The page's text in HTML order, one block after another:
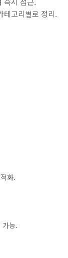
테고리별로 정리.
화.
가능.